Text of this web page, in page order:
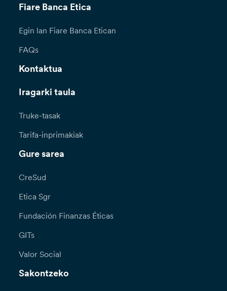
Fiare Banca Etica
Egin lan Fiare Banca Etican
FAQs
Kontaktua
Iragarki taula
Truke-tasak
Tarifa-inprimakiak
Gure sarea
CreSud
Etica Sgr
Fundación Finanzas Éticas
GITs
Valor Social
Sakontzeko